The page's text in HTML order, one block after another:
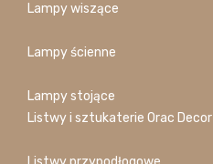
Lampy wiszące
Lampy ścienne
Lampy stojące
Listwy i sztukaterie Orac Decor